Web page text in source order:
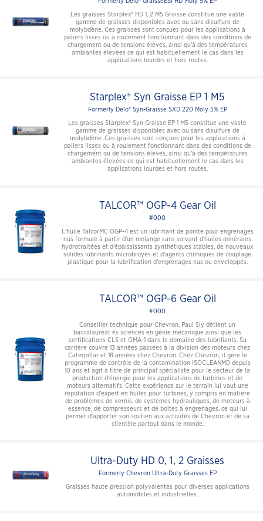
Les graisses Starplex® HD 1, 2 M5 Graisse constitue une vaste
gamme de graisses disponibles avec ou sans disulfure de
molybdène. Ces graisses sont conçues pour les applications à
paliers lisses ou à roulement fonctionnant dans des conditions de
chargement ou de tensions élevés, ainsi qu’à des températures
ambiantes élevées ce qui est habituellement le cas dans les
applications lourdes et hors routes.
Starplex® Syn Graisse EP 1 M5
Formerly Delo® Syn-Graisse SXD 220 Moly 5% EP
Les graisses Starplex® Syn Graisse EP 1 M5 constitue une vaste
gamme de graisses disponibles avec ou sans disulfure de
molybdène. Ces graisses sont conçues pour les applications à
paliers lisses ou à roulement fonctionnant dans des conditions de
chargement ou de tensions élevés, ainsi qu’à des températures
ambiantes élevées ce qui est habituellement le cas dans les
applications lourdes et hors routes.
TALCOR™ OGP-4 Gear Oil
#000
L'huile TalcorMC OGP-4 est un lubrifiant de pointe pour engrenages
nus formulé à partir d'un mélange sans solvant d'huiles minérales
hydrotraitées et d'épaississants synthétiques stables, de nouveaux
solides lubrifiants microbroyés et d'agents chimiques de couplage
plastique pour la lubrification d'engrenages nus ou enveloppés.
TALCOR™ OGP-6 Gear Oil
#000
Conseiller technique pour Chevron, Paul Sly détient un
baccalauréat ès sciences en génie mécanique ainsi que les
certifications CLS et OMA-1 dans le domaine des lubrifiants. Sa
carrière couvre 13 années passées à la division des moteurs chez
Caterpillar et 18 années chez Chevron. Chez Chevron, il gère le
programme de contrôle de la contamination ISOCLEANMD depuis
10 ans et agit à titre de principal spécialiste pour le secteur de la
production d'énergie pour les applications de turbines et de
moteurs alternatifs. Cette expérience sur le terrain lui vaut une
réputation d'expert en huiles pour turbines, y compris en matière
de problèmes de vernis, de systèmes hydrauliques, de moteurs à
essence, de compresseurs et de boîtes à engrenages, ce qui lui
permet d'apporter son soutien aux activités de Chevron et de sa
clientèle partout dans le monde.
Ultra-Duty HD 0, 1, 2 Graisses
Formerly Chevron Ultra-Duty Graisses EP
Graisses haute pression polyvalentes pour diverses applications
automobiles et industrielles.